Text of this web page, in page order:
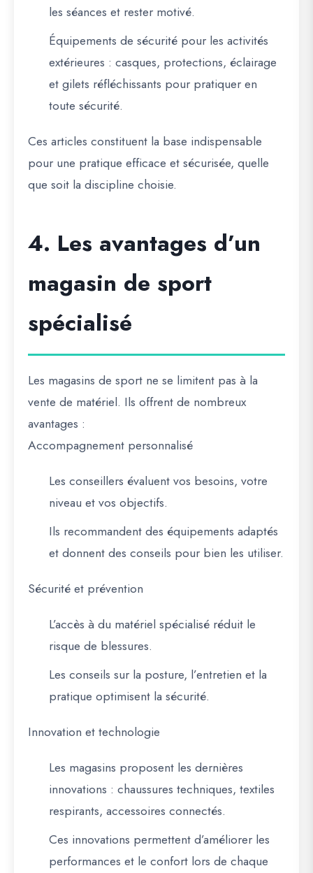
les séances et rester motivé.
Équipements de sécurité pour les activités
extérieures : casques, protections, éclairage
et gilets réfléchissants pour pratiquer en
toute sécurité.
Ces articles constituent la base indispensable
pour une pratique efficace et sécurisée, quelle
que soit la discipline choisie.
4. Les avantages d’un
magasin de sport
spécialisé
Les magasins de sport ne se limitent pas à la
vente de matériel. Ils offrent de nombreux
avantages :
Accompagnement personnalisé
Les conseillers évaluent vos besoins, votre
niveau et vos objectifs.
Ils recommandent des équipements adaptés
et donnent des conseils pour bien les utiliser.
Sécurité et prévention
L’accès à du matériel spécialisé réduit le
risque de blessures.
Les conseils sur la posture, l’entretien et la
pratique optimisent la sécurité.
Innovation et technologie
Les magasins proposent les dernières
innovations : chaussures techniques, textiles
respirants, accessoires connectés.
Ces innovations permettent d’améliorer les
performances et le confort lors de chaque